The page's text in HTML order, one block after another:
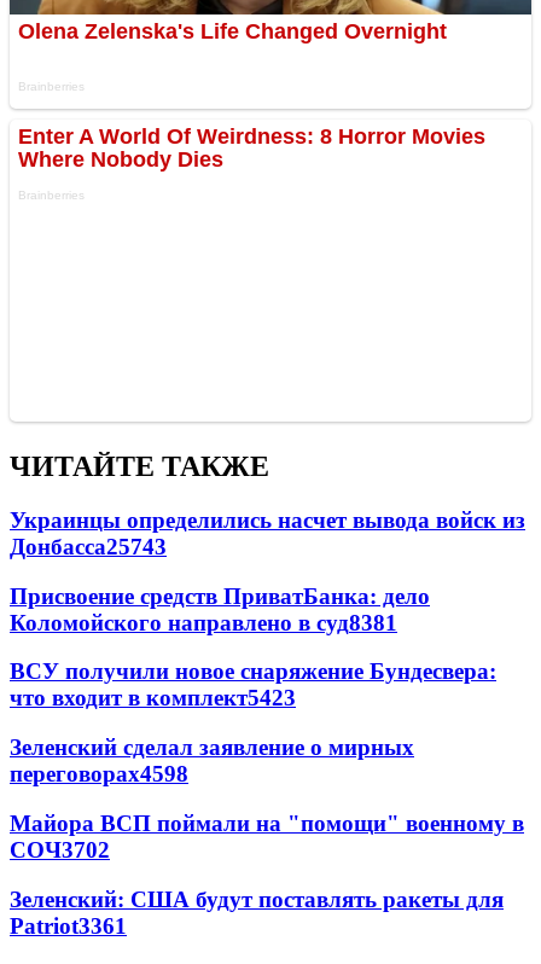
ЧИТАЙТЕ ТАКЖЕ
Украинцы определились насчет вывода войск из
Донбасса25743
Присвоение средств ПриватБанка: дело
Коломойского направлено в суд8381
ВСУ получили новое снаряжение Бундесвера:
что входит в комплект5423
Зеленский сделал заявление о мирных
переговорах4598
Майора ВСП поймали на "помощи" военному в
СОЧ3702
Зеленский: США будут поставлять ракеты для
Patriot3361